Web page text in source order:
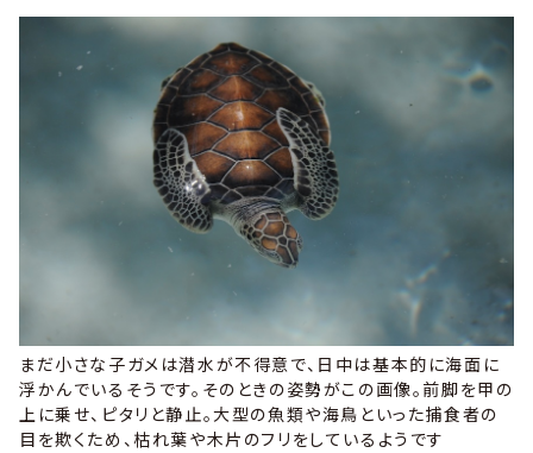
まだ小さな子ガメは潜水が不得意で、日中は基本的に海面に
浮かんでいるそうです。そのときの姿勢がこの画像。前脚を甲の
上に乗せ、ピタリと静止。大型の魚類や海鳥といった捕食者の
目を欺くため、枯れ葉や木片のフリをしているようです